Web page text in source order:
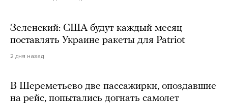
Зеленский: США будут каждый месяц
поставлять Украине ракеты для Patriot
2 дня назад
В Шереметьево две пассажирки, опоздавшие
на рейс, попытались догнать самолет